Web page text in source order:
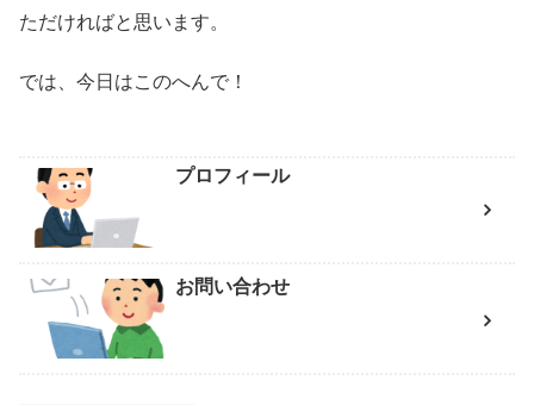
ただければと思います。
では、今日はこのへんで！
プロフィール
お問い合わせ